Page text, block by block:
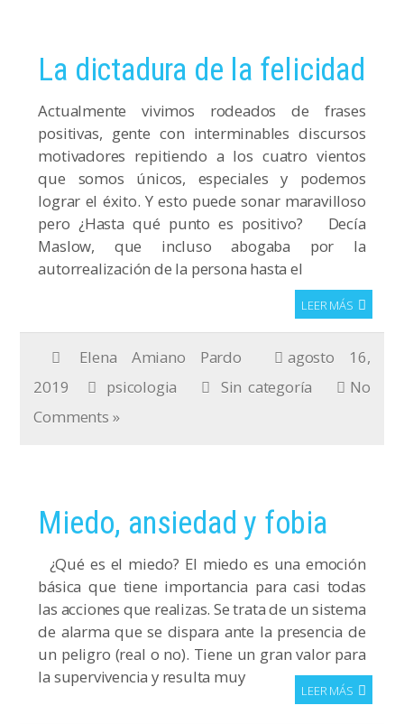
La dictadura de la felicidad
Actualmente vivimos rodeados de frases
positivas, gente con interminables discursos
motivadores repitiendo a los cuatro vientos
que somos únicos, especiales y podemos
lograr el éxito. Y esto puede sonar maravilloso
pero ¿Hasta qué punto es positivo? Decía
Maslow, que incluso abogaba por la
autorrealización de la persona hasta el
LEER MÁS
Elena Amiano Pardo
agosto 16,
2019
psicologia Sin categoría
No
Comments »
Miedo, ansiedad y fobia
¿Qué es el miedo? El miedo es una emoción
básica que tiene importancia para casi todas
las acciones que realizas. Se trata de un sistema
de alarma que se dispara ante la presencia de
un peligro (real o no). Tiene un gran valor para
la supervivencia y resulta muy
LEER MÁS